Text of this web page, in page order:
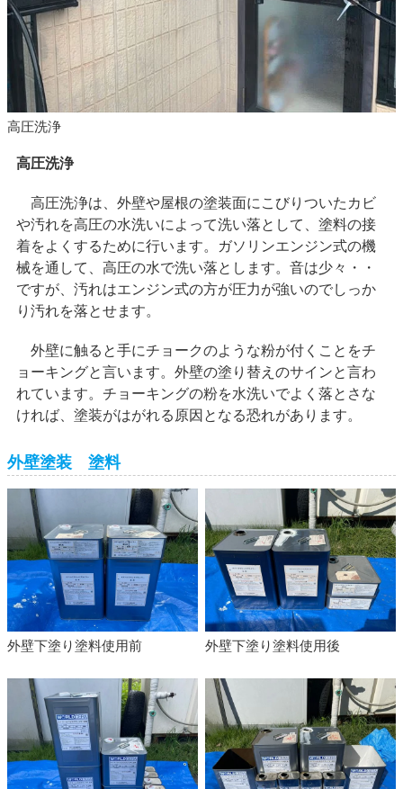
高圧洗浄
高圧洗浄
高圧洗浄は、外壁や屋根の塗装面にこびりついたカビ
や汚れを高圧の水洗いによって洗い落として、塗料の接
着をよくするために行います。ガソリンエンジン式の機
械を通して、高圧の水で洗い落とします。音は少々・・
ですが、汚れはエンジン式の方が圧力が強いのでしっか
り汚れを落とせます。
外壁に触ると手にチョークのような粉が付くことをチ
ョーキングと言います。外壁の塗り替えのサインと言わ
れています。チョーキングの粉を水洗いでよく落とさな
ければ、塗装がはがれる原因となる恐れがあります。
外壁塗装 塗料
外壁下塗り塗料使用前 外壁下塗り塗料使用後